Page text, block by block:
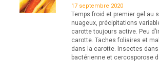
17 septembre 2020
Temps froid et premier gel au
nuageux, précipitations
carotte toujours active. Peu
carotte. Taches foliaires et
dans la carotte. Insectes
bactérienne et cercosporose